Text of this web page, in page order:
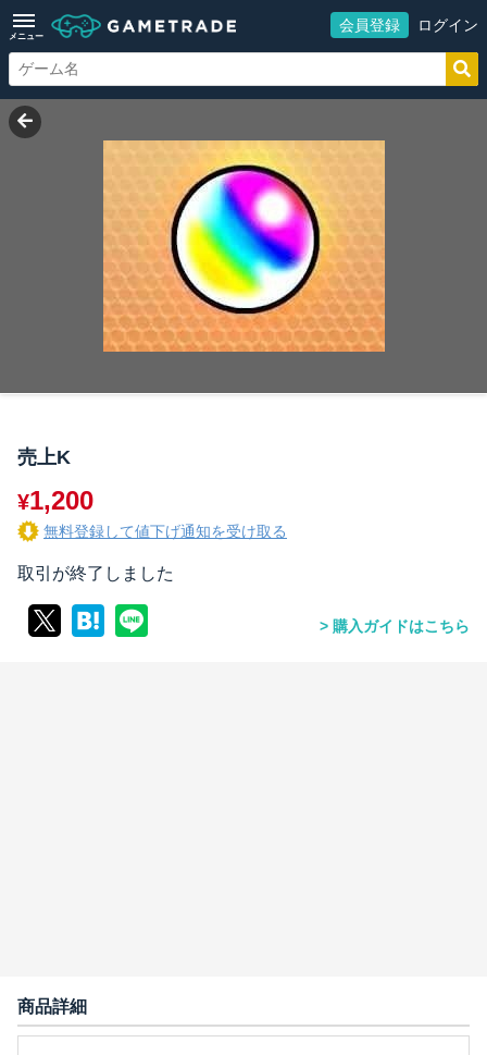
メニュー
会員登録 ログイン
売上K
¥1,200
無料登録して値下げ通知を受け取る
取引が終了しました
購入ガイドはこちら
商品詳細